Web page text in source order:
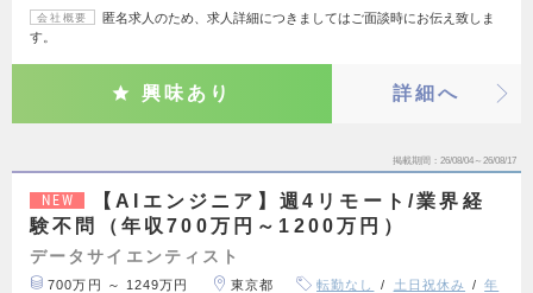
会社概要
匿名求人のため、求人詳細につきましてはご面談時にお伝え致しま
す。
興味あり 詳細へ
掲載期間 26/08/04～26/08/17
NEW
【AIエンジニア】週4リモート/業界経
験不問（年収700万円～1200万円）
データサイエンティスト
700万円 ～ 1249万円 東京都 転勤なし 土日祝休み
年